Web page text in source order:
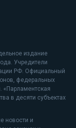
издание
Учредители
РФ. Официальный
федеральных
«Парламентская
в десяти субъектах
новости и